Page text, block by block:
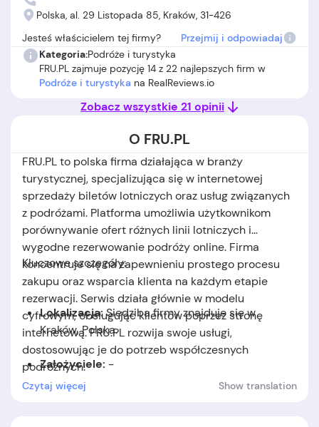
Polska, al. 29 Listopada 85, Kraków, 31-426
Jesteś właścicielem tej firmy?
Przejmij i odpowiadaj
Kategoria:Podróże i turystyka
FRU.PL zajmuje pozycję 14 z 22 najlepszych firm w
Podróże i turystyka na RealReviews.io
Zobacz wszystkie 21 opinii
O FRU.PL
FRU.PL to polska firma działająca w branży
turystycznej, specjalizująca się w internetowej
sprzedaży biletów lotniczych oraz usług związanych
z podróżami. Platforma umożliwia użytkownikom
porównywanie ofert różnych linii lotniczych i
wygodne rezerwowanie podróży online. Firma
koncentruje się na zapewnieniu prostego procesu
zakupu oraz wsparcia klienta na każdym etapie
rezerwacji. Serwis działa głównie w modelu
cyfrowym, obsługując klientów poprzez stronę
internetową. FRU.PL rozwija swoje usługi,
dostosowując je do potrzeb współczesnych
podróżnych.
Kluczowe szczegóły:
Lokalizacja:Siedziba firmy znajduje się w
Kraków, Polska.
Założyciele: -
Czytaj więcej Show translation